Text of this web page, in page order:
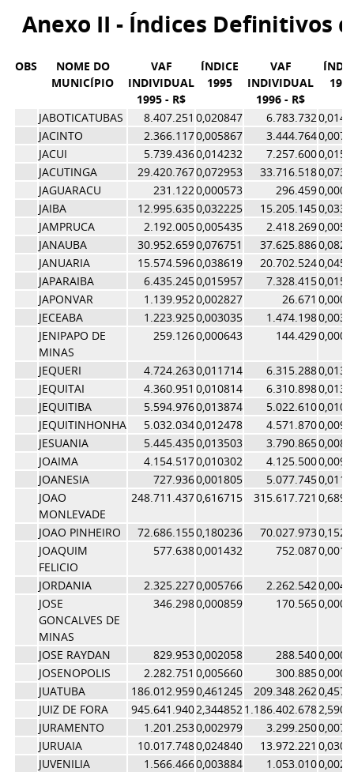
Anexo II - Índices Definitivos
OBS
NOME DO
MUNICÍPIO
VAF
INDIVIDUAL
1995 - R$
ÍNDICE
1995
VAF
INDIVIDUAL
1996 - R$
1996
JABOTICATUBAS 8.407.251 0,020847 6.783.732
JACINTO
2.366.1170,005867 3.444.764
JACUI
5.739.4360,014232 7.257.600
JACUTINGA
29.420.7670,072953 33.716.518
JAGUARACU
231.1220,000573 296.459
JAIBA
12.995.6350,032225 15.205.145
JAMPRUCA
2.192.0050,005435 2.418.269
JANAUBA
30.952.6590,076751 37.625.886
JANUARIA
15.574.5960,038619 20.702.524
JAPARAIBA
6.435.2450,015957 7.328.415
JAPONVAR
1.139.9520,002827 26.671
JECEABA
1.223.9250,003035 1.474.198
JENIPAPO DE
MINAS
259.1260,000643 144.429
JEQUERI 4.724.2630,011714 6.315.288
JEQUITAI
4.360.951 0,010814 6.310.898
JEQUITIBA
5.594.9760,013874 5.022.610
JEQUITINHONHA
5.032.0340,012478 4.571.870
JESUANIA
5.445.4350,013503 3.790.865
JOAIMA
4.154.5170,010302 4.125.500
JOANESIA
727.9360,001805 5.077.745
JOAO
MONLEVADE
248.711.4370,616715 315.617.721
JOAO PINHEIRO 72.686.1550,180236 70.027.973
JOAQUIM
FELICIO
577.6380,001432 752.087
JORDANIA 2.325.2270,005766 2.262.542
JOSE
GONCALVES DE
MINAS
346.2980,000859 170.565
JOSE RAYDAN 829.9530,002058 288.540
JOSENOPOLIS
2.282.751 0,005660 300.885
JUATUBA
186.012.9590,461245 209.348.262
JUIZ DE FORA
945.641.9402,3448521.186.402.678
JURAMENTO
1.201.2530,002979 3.299.250
JURUAIA
10.017.7480,024840 13.972.221
JUVENILIA
1.566.4660,003884 1.053.010